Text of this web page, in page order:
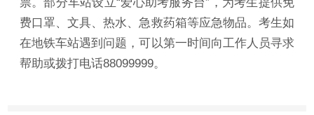
费口罩、文具、热水、急救药箱等应急物品。考生如
在地铁车站遇到问题，可以第一时间向工作人员寻求
帮助或拨打电话88099999。